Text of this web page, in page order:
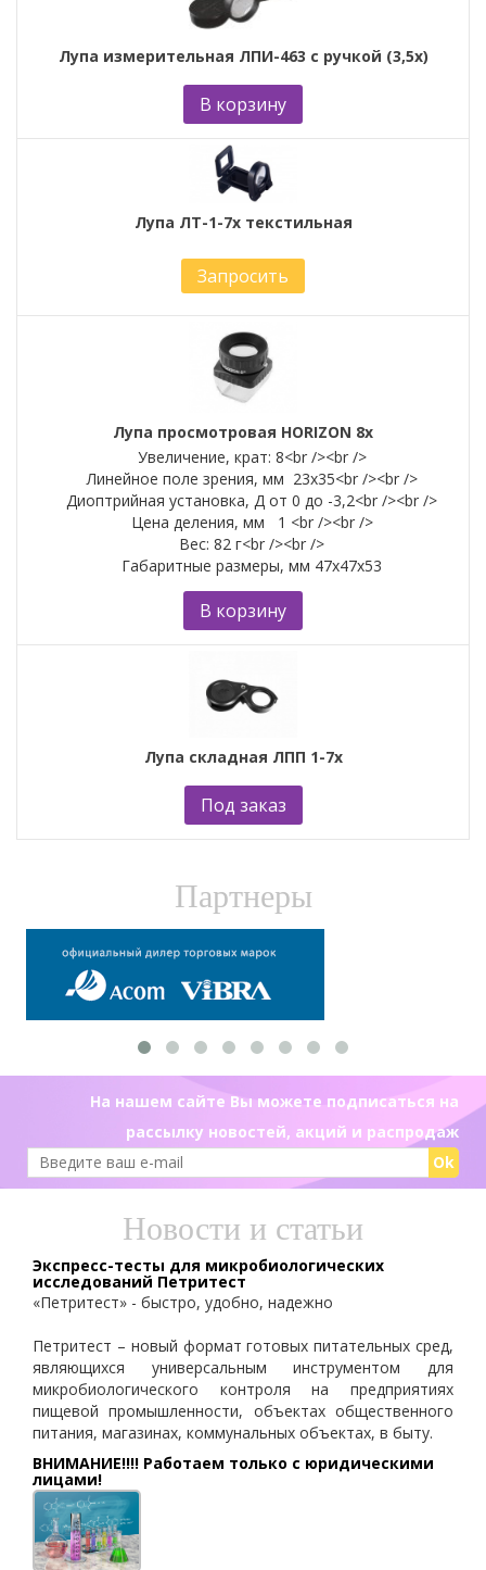
Лупа измерительная ЛПИ-463 с ручкой (3,5х)
В корзину
Лупа ЛТ-1-7х текстильная
Запросить
Лупа просмотровая HORIZON 8х
Увеличение, крат: 8<br /><br />
Линейное поле зрения, мм 23х35<br /><br />
Диоптрийная установка, Д от 0 до -3,2<br /><br />
Цена деления, мм 1 <br /><br />
Вес: 82 г<br /><br />
Габаритные размеры, мм 47х47х53
В корзину
Лупа складная ЛПП 1-7х
Под заказ
Партнеры
На нашем сайте Вы можете подписаться на
рассылку новостей, акций и распродаж
Ok
Новости и статьи
Экспресс-тесты для микробиологических
исследований Петритест
«Петритест» - быстро, удобно, надежно
Петритест – новый формат готовых питательных сред,
являющихся универсальным инструментом для
микробиологического контроля на предприятиях
пищевой промышленности, объектах общественного
питания, магазинах, коммунальных объектах, в быту.
ВНИМАНИЕ!!!! Работаем только с юридическими
лицами!